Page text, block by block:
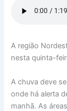
A região
nesta quinta-
A chuva deve
onde há alerta
manhã. As